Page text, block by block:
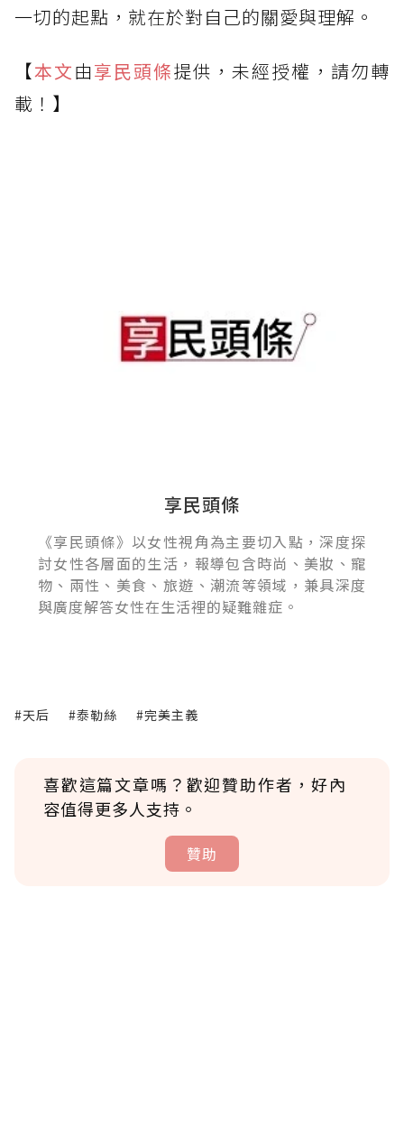
一切的起點，就在於對自己的關愛與理解。
【本文由享民頭條提供，未經授權，請勿轉
載！】
享民頭條
《享民頭條》以女性視角為主要切入點，深度探
討女性各層面的生活，報導包含時尚、美妝、寵
物、兩性、美食、旅遊、潮流等領域，兼具深度
與廣度解答女性在生活裡的疑難雜症。
#天后 #泰勒絲 #完美主義
喜歡這篇文章嗎？歡迎贊助作者，好內
容值得更多人支持。
贊助